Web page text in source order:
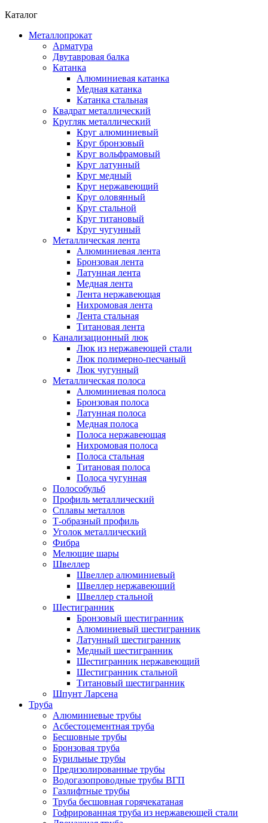
Каталог
Металлопрокат
Арматура
Двутавровая балка
Катанка
Алюминиевая катанка
Медная катанка
Катанка стальная
Квадрат металлический
Кругляк металлический
Круг алюминиевый
Круг бронзовый
Круг вольфрамовый
Круг латунный
Круг медный
Круг нержавеющий
Круг оловянный
Круг стальной
Круг титановый
Круг чугунный
Металлическая лента
Алюминиевая лента
Бронзовая лента
Латунная лента
Медная лента
Лента нержавеющая
Нихромовая лента
Лента стальная
Титановая лента
Канализационный люк
Люк из нержавеющей стали
Люк полимерно-песчаный
Люк чугунный
Металлическая полоса
Алюминиевая полоса
Бронзовая полоса
Латунная полоса
Медная полоса
Полоса нержавеющая
Нихромовая полоса
Полоса стальная
Титановая полоса
Полоса чугунная
Полособульб
Профиль металлический
Сплавы металлов
Т-образный профиль
Уголок металлический
Фибра
Мелющие шары
Швеллер
Швеллер алюминиевый
Швеллер нержавеющий
Швеллер стальной
Шестигранник
Бронзовый шестигранник
Алюминиевый шестигранник
Латунный шестигранник
Медный шестигранник
Шестигранник нержавеющий
Шестигранник стальной
Титановый шестигранник
Шпунт Ларсена
Труба
Алюминиевые трубы
Асбестоцементная труба
Бесшовные трубы
Бронзовая труба
Бурильные трубы
Предизолированные трубы
Водогазопроводные трубы ВГП
Газлифтные трубы
Труба бесшовная горячекатаная
Гофрированная труба из нержавеющей стали